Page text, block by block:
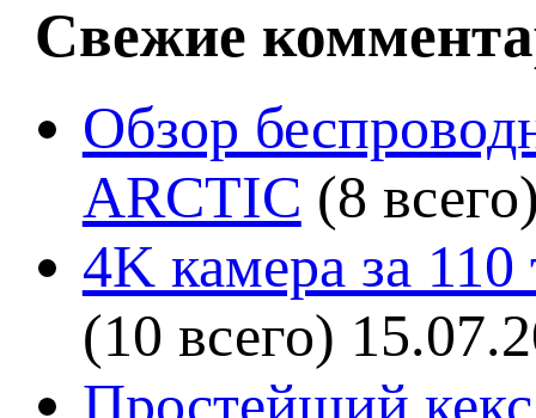
Свежие
Обзор
ARCTIC (8
4K камера за
(10 всего)